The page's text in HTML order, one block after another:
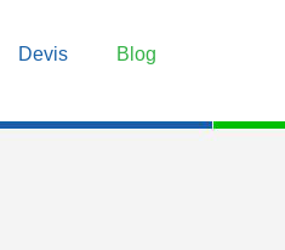
Devis Blog